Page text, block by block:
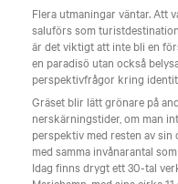
Flera utmaningar väntar. Att
saluförs som
är det viktigt att inte bli en
en paradisö utan också
perspektivfrågor kring
Gräset blir lätt grönare på
nerskärningstider, om man
perspektiv med resten av sin
med samma invånarantal
Idag finns drygt ett 30-tal